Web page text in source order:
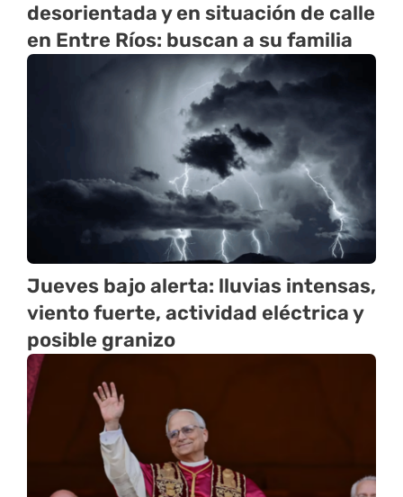
desorientada y en situación de calle
en Entre Ríos: buscan a su familia
Jueves bajo alerta: lluvias intensas,
viento fuerte, actividad eléctrica y
posible granizo